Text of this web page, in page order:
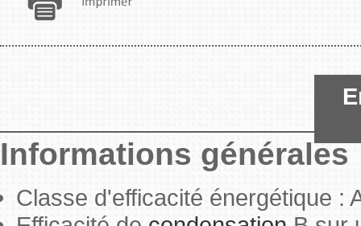
Informations générales
Classe d'efficacité énergétique :